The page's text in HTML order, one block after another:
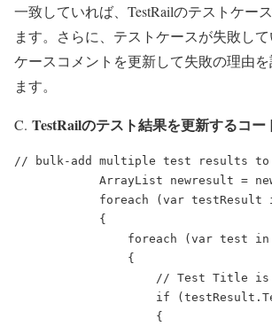
一致していれば、TestRailのテストケー
ます。さらに、テストケースが失敗し
ケースコメントを更新して失敗の理由
ます。
C. TestRailのテスト結果を更新するコー
// bulk-add multiple test results to
ArrayList newresult =
foreach (var testResult
            {
foreach (var test
                {
// Test
if
                    {